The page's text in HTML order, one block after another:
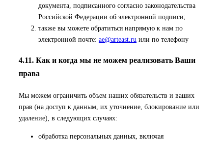
документа, подписанного согласно законодательства
Российской Федерации об электронной подписи;
также вы можете обратиться напрямую к нам по
электронной почте: ae@arteast.ru или по телефону
4.11. Как и когда мы не можем реализовать Ваши
права
Мы можем ограничить объем наших обязательств и ваших
прав (на доступ к данным, их уточнение, блокирование или
удаление), в следующих случаях:
обработка персональных данных, включая